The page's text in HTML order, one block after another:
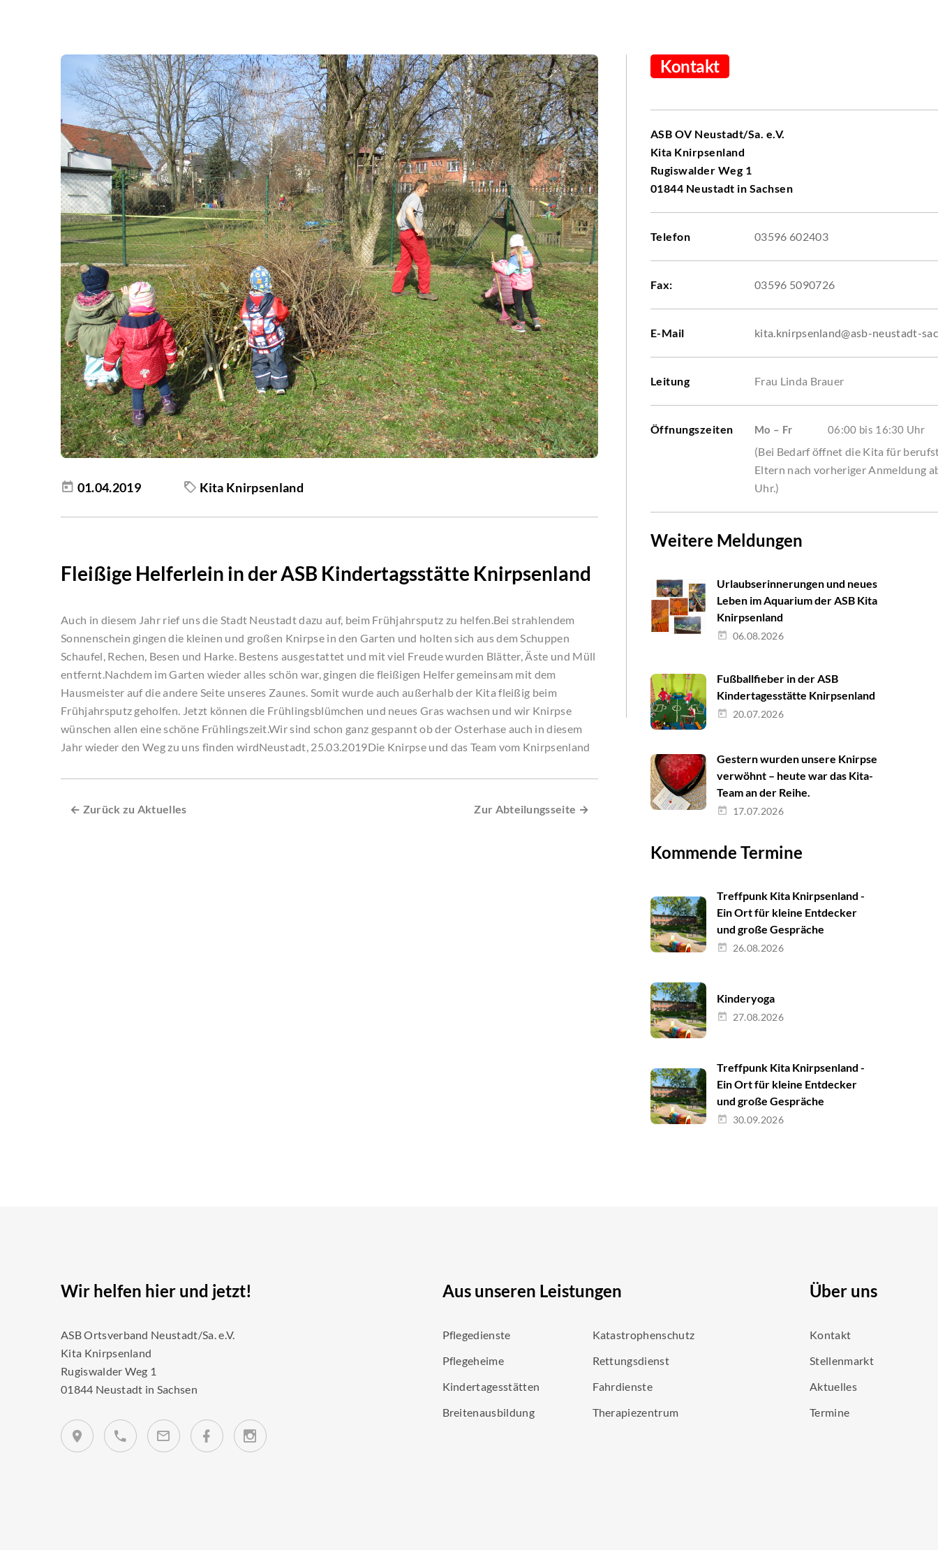
Kontakt
ASB OV Neustadt/Sa. e.V.
Kita Knirpsenland
Rugiswalder Weg 1
01844 Neustadt in Sachsen
Telefon 03596 602403
Fax: 03596 5090726
E-Mail kita.knirpsenland@asb-neustadt-
Leitung Frau Linda Brauer
Öffnungszeiten Mo – Fr 06:00 bis 16:30 Uhr
(Bei Bedarf öffnet die Kita für
Eltern nach vorheriger Anmeldung
Uhr.)
Weitere Meldungen
Urlaubserinnerungen und neues
Leben im Aquarium der ASB Kita
Knirpsenland
06.08.2026
Fußballfieber in der ASB
Kindertagesstätte Knirpsenland
20.07.2026
Gestern wurden unsere Knirpse
verwöhnt – heute war das Kita-
Team an der Reihe.
17.07.2026
Kommende Termine
Treffpunk Kita Knirpsenland -
Ein Ort für kleine Entdecker
und große Gespräche
26.08.2026
Kinderyoga
27.08.2026
Treffpunk Kita Knirpsenland -
Ein Ort für kleine Entdecker
und große Gespräche
30.09.2026
01.04.2019 Kita Knirpsenland
Fleißige Helferlein in der ASB Kindertagsstätte Knirpsenland
Auch in diesem Jahr rief uns die Stadt Neustadt dazu auf, beim Frühjahrsputz zu helfen.Bei strahlendem
Sonnenschein gingen die kleinen und großen Knirpse in den Garten und holten sich aus dem Schuppen
Schaufel, Rechen, Besen und Harke. Bestens ausgestattet und mit viel Freude wurden Blätter, Äste und Müll
entfernt.Nachdem im Garten wieder alles schön war, gingen die fleißigen Helfer gemeinsam mit dem
Hausmeister auf die andere Seite unseres Zaunes. Somit wurde auch außerhalb der Kita fleißig beim
Frühjahrsputz geholfen. Jetzt können die Frühlingsblümchen und neues Gras wachsen und wir Knirpse
wünschen allen eine schöne Frühlingszeit.Wir sind schon ganz gespannt ob der Osterhase auch in diesem
Jahr wieder den Weg zu uns finden wirdNeustadt, 25.03.2019Die Knirpse und das Team vom Knirpsenland
← Zurück zu Aktuelles Zur Abteilungsseite →
Wir helfen hier und jetzt!
ASB Ortsverband Neustadt/Sa. e.V.
Kita Knirpsenland
Rugiswalder Weg 1
01844 Neustadt in Sachsen
Aus unseren Leistungen
Pflegedienste
Pflegeheime
Kindertagesstätten
Breitenausbildung
Katastrophenschutz
Rettungsdienst
Fahrdienste
Therapiezentrum
Über uns
Kontakt
Stellenmarkt
Aktuelles
Termine